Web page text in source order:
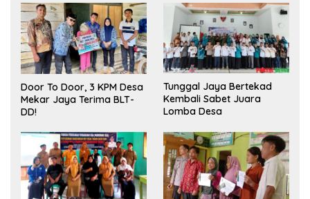
Door To Door, 3 KPM Desa
Mekar Jaya Terima BLT-
DD!
Tunggal Jaya Bertekad
Kembali Sabet Juara
Lomba Desa